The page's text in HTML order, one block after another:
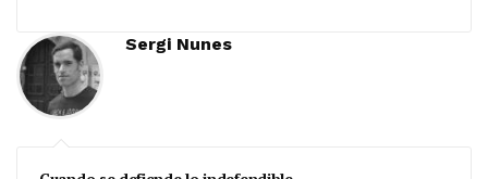
Sergi Nunes